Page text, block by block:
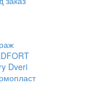
Dveri